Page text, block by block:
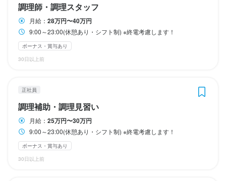
掲載をご検討の店舗様へ
食べログ求人PRESS
プライバシーポリシー
利用規約
調理師・調理スタッフ
月給： 28万円〜40万円
9:00～23:00(休憩あり・シフト制) ※終電考慮します！
ボーナス・賞与あり
30日以上前
正社員
調理補助・調理見習い
月給： 25万円〜30万円
9:00～23:00(休憩あり・シフト制) ※終電考慮します！
ボーナス・賞与あり
30日以上前
休日・休暇
完全週休2日制
定休日：日曜日・祝日
※土曜日・月曜日はランチ営業なし
・GW休暇（暦通り）
・夏季休暇（4日前後）
・慶弔休暇　等
日曜定休 夏季休暇あり 年末年始休暇あり GW休暇あり 特別休暇あり
待遇
休日・休暇
完全週休2日制
定休日：日曜日・祝日
※土曜日・月曜日はランチ営業なし
・GW休暇（暦通り）
・夏季休暇（4日前後）
・慶弔休暇　等
日曜定休 夏季休暇あり 年末年始休暇あり GW休暇あり 特別休暇あり
待遇
シフト制
定休日：日曜日・祝日
※土曜日・月曜日はランチ営業なし
年末年始休暇
待遇
・雇用・労災保険あり
・まかない・食事補助あり
・制服貸与